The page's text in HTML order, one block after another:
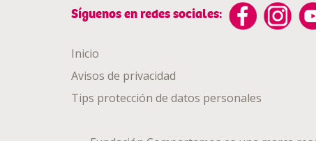
Síguenos en redes sociales:
Inicio
Avisos de privacidad
Tips protección de datos personales